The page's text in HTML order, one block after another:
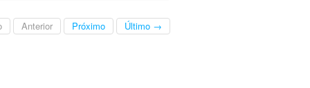
Anterior Próximo Último →